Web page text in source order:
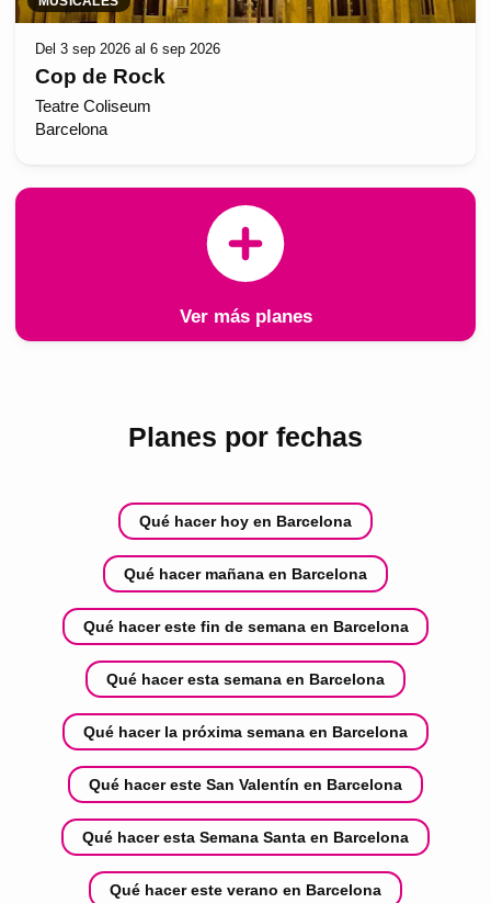
Del 3 sep 2026 al 6 sep 2026
Cop de Rock
Teatre Coliseum
Barcelona
Ver más planes
Planes por fechas
Qué hacer hoy en Barcelona
Qué hacer mañana en Barcelona
Qué hacer este fin de semana en Barcelona
Qué hacer esta semana en Barcelona
Qué hacer la próxima semana en Barcelona
Qué hacer este San Valentín en Barcelona
Qué hacer esta Semana Santa en Barcelona
Qué hacer este verano en Barcelona